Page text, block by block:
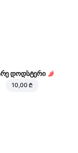
დოდსტერი
10,00 ₾